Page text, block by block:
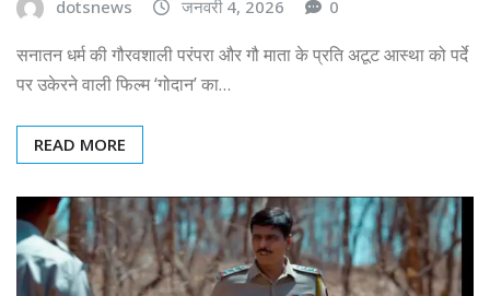
dotsnews जनवरी 4, 2026 0
सनातन धर्म की गौरवशाली परंपरा और गौ माता के प्रति अटूट आस्था को पर्दे
पर उकेरने वाली फिल्म ‘गोदान’ का…
READ MORE